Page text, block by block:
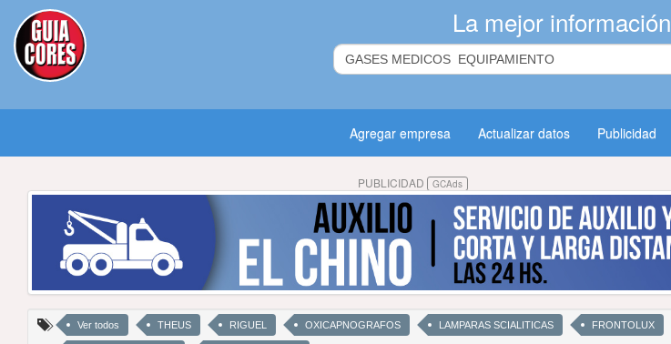
La mejor información
Agregar empresa Actualizar datos Publicidad
PUBLICIDAD GCAds
Ver todos THEUS RIGUEL OXICAPNOGRAFOS LAMPARAS SCIALITICAS FRONTOLUX